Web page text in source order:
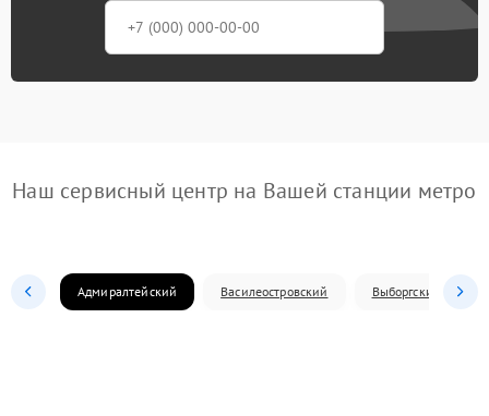
Наш сервисный центр на Вашей станции метро
Адмиралтейский Василеостровский Выборгский